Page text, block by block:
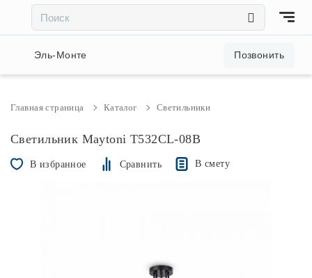
Акции и скидки
Светильники
Эль-Монте Позвонить
Главная страница Каталог Светильники
Светильник Maytoni T532CL-08B
В избранное Сравнить В смету
××